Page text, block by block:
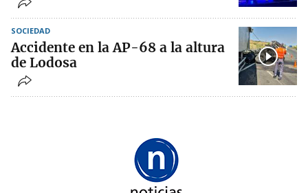
SOCIEDAD
Accidente en la AP-68 a la altura
de Lodosa